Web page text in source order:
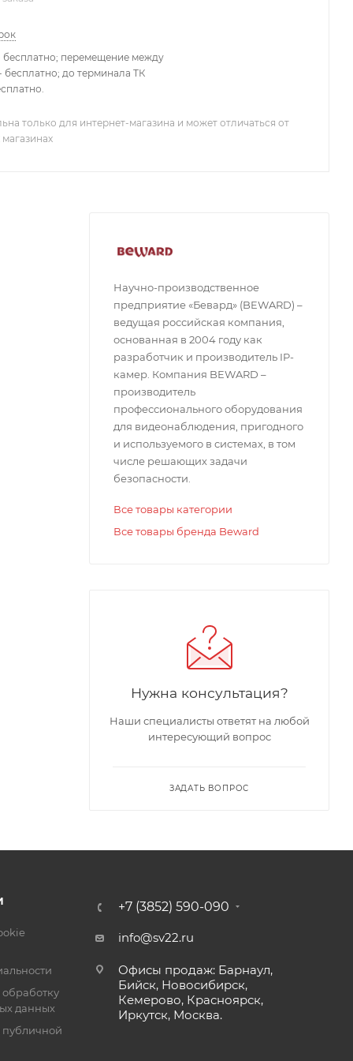
бесплатно; перемещение между
до терминала ТК
только для интернет-магазина и может отличаться от
и
Научно-производственное
предприятие «Бeвард» (BEWARD) –
ведущая российская компания,
основанная в 2004 году как
разработчик и производитель IP-
камер. Компания BEWARD –
производитель
профессионального оборудования
для видеонаблюдения, пригодного
и используемого в системах, в том
числе решающих задачи
безопасности.
Все товары категории
Все товары бренда Beward
Нужна консультация?
Наши специалисты ответят на любой
интересующий вопрос
ЗАДАТЬ ВОПРОС
обработку
данных
публичной
+7 (3852) 590-090
info@sv22.ru
Офисы продаж: Барнаул,
Бийск, Новосибирск,
Кемерово, Красноярск,
Иркутск, Москва.